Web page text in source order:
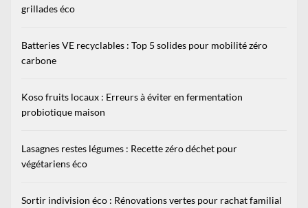
grillades éco
Batteries VE recyclables : Top 5 solides pour mobilité zéro
carbone
Koso fruits locaux : Erreurs à éviter en fermentation
probiotique maison
Lasagnes restes légumes : Recette zéro déchet pour
végétariens éco
Sortir indivision éco : Rénovations vertes pour rachat familial